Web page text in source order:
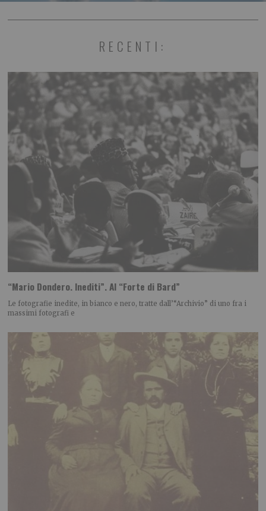
RECENTI:
“Mario Dondero. Inediti”. Al “Forte di Bard”
Le fotografie inedite, in bianco e nero, tratte dall’“Archivio” di uno fra i
massimi fotografi e